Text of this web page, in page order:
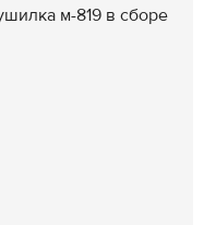
м-819 в сборе